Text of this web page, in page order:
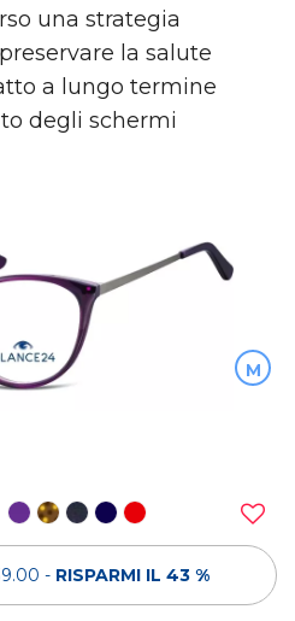
una strategia
la salute
a lungo termine
degli schermi
M
- RISPARMI IL 43 %